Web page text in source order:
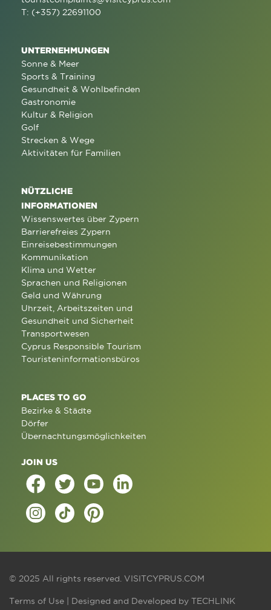
T: (+357) 22691100
UNTERNEHMUNGEN
Sonne & Meer
Sports & Training
Gesundheit & Wohlbefinden
Gastronomie
Kultur & Religion
Golf
Strecken & Wege
Aktivitäten für Familien
NÜTZLICHE
INFORMATIONEN
Wissenswertes über Zypern
Barrierefreies Zypern
Einreisebestimmungen
Kommunikation
Klima und Wetter
Sprachen und Religionen
Geld und Währung
Uhrzeit, Arbeitszeiten und
Gesundheit und Sicherheit
Transportwesen
Cyprus Responsible Tourism
Touristeninformationsbüros
PLACES TO GO
Bezirke & Städte
Dörfer
Übernachtungsmöglichkeiten
JOIN US
© 2025 All rights reserved. VISITCYPRUS.COM
Terms of Use | Designed and Developed by TECHLINK